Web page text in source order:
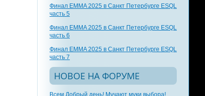
Финал EMMA 2025 в Санкт Петербурге ESQL
часть 5
Финал EMMA 2025 в Санкт Петербурге ESQL
часть 6
Финал EMMA 2025 в Санкт Петербурге ESQL
часть 7
НОВОЕ НА ФОРУМЕ
Всем Добрый день! Мучают муки выбора!